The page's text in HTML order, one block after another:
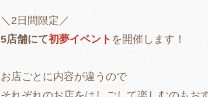
＼2日間限定／
5店舗にて初夢イベント を開催します！
お店ごとに内容が違うので